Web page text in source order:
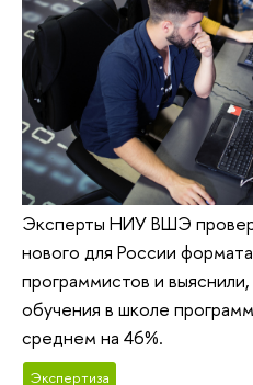
Эксперты НИУ ВШЭ
нового для России
программистов и
обучения в школе
среднем на 46%.
Экспертиза